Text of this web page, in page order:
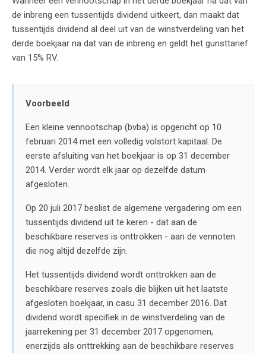
de inbreng een tussentijds dividend uitkeert, dan maakt dat
tussentijds dividend al deel uit van de winstverdeling van het
derde boekjaar na dat van de inbreng en geldt het gunsttarief
van 15% RV.
Voorbeeld
Een kleine vennootschap (bvba) is opgericht op 10
februari 2014 met een volledig volstort kapitaal. De
eerste afsluiting van het boekjaar is op 31 december
2014. Verder wordt elk jaar op dezelfde datum
afgesloten.
Op 20 juli 2017 beslist de algemene vergadering om een
tussentijds dividend uit te keren - dat aan de
beschikbare reserves is onttrokken - aan de vennoten
die nog altijd dezelfde zijn.
Het tussentijds dividend wordt onttrokken aan de
beschikbare reserves zoals die blijken uit het laatste
afgesloten boekjaar, in casu 31 december 2016. Dat
dividend wordt specifiek in de winstverdeling van de
jaarrekening per 31 december 2017 opgenomen,
enerzijds als onttrekking aan de beschikbare reserves